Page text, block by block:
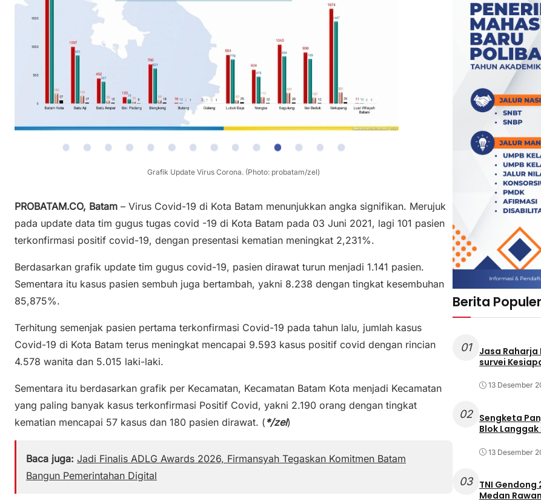
Grafik Update Virus Corona. (Photo: probatam/zel)
PROBATAM.CO, Batam – Virus Covid-19 di Kota Batam menunjukkan angka signifikan. Merujuk
pada update data tim gugus tugas covid -19 di Kota Batam pada 03 Juni 2021, lagi 101 pasien
terkonfirmasi positif covid-19, dengan presentasi kematian meningkat 2,231%.
Berdasarkan grafik update tim gugus covid-19, pasien dirawat turun menjadi 1.141 pasien.
Sementara itu kasus pasien sembuh juga bertambah, yakni 8.238 dengan tingkat kesembuhan
85,875%.
Terhitung semenjak pasien pertama terkonfirmasi Covid-19 pada tahun lalu, jumlah kasus
Covid-19 di Kota Batam terus meningkat mencapai 9.593 kasus positif covid dengan rincian
4.578 wanita dan 5.015 laki-laki.
Sementara itu berdasarkan grafik per Kecamatan, Kecamatan Batam Kota menjadi Kecamatan
yang paling banyak kasus terkonfirmasi Positif Covid, yakni 2.190 orang dengan tingkat
kematian mencapai 57 kasus dan 180 pasien dirawat. (*/zel)
Baca juga: Jadi Finalis ADLG Awards 2026, Firmansyah Tegaskan Komitmen Batam
Bangun Pemerintahan Digital
Berita Populer
01
Jasa
survei
13 Desember
02
Sengketa
Blok
13 Desember
03
TNI Gendong
Medan